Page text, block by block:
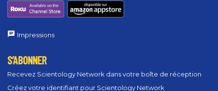
Impressions
S’ABONNER
Recevez Scientology Network dans votre boîte de réception
Créez votre identifiant pour Scientology Network